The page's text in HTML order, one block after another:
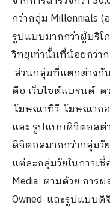
กว่ากลุ่ม Millennials
รูปแบบมากกว่าผู้บริ
วิทยุเท่านั้นที่น้อยกว่า
ส่วนกลุ่มที่แตกต่างกัน
คือ เว็บไซต์แบรนด์
โฆษณาทีวี โฆษณาก่
และ รูปแบบดิจิตอลต่
ดิจิตอลมากกว่ากลุ่ม
แต่ละกลุ่มวัยในการเ
Media ตามด้วย การผ
Owned และรูปแบบดิ